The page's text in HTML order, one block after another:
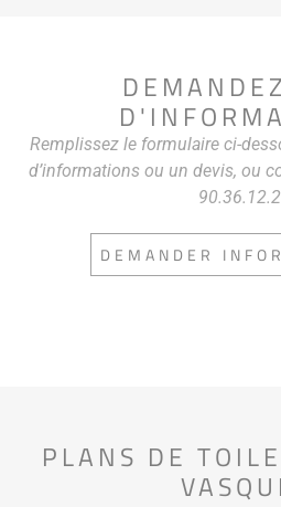
Remplissez le formulaire ci-
d’informations ou un devis, ou
DEMANDER
PLANS DE